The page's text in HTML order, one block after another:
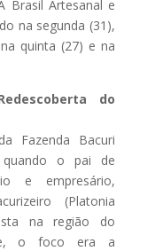
Brasil Artesanal e
na segunda (31),
quinta (27) e na
do
Fazenda Bacuri
o pai de
e empresário,
(Platonia
na região do
o foco era a